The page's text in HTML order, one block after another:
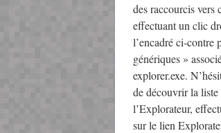
des raccourcis vers
effectuant un clic
l’encadré ci-contre
génériques »
explorer.exe.
de découvrir la liste
l’Explorateur,
sur le lien